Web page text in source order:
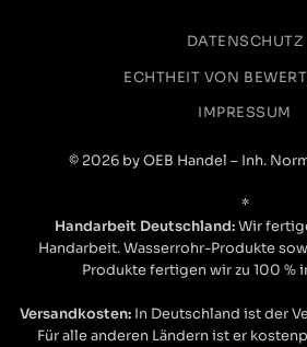
DATENSCHUTZ
ECHTHEIT VON
IMPRESSUM
© 2026 by OEB Handel – Inh.
*
Handarbeit Deutschland:Wir
Handarbeit. Wasserrohr-Produkte
Produkte fertigen wir zu 100 %
Versandkosten:In Deutschland ist der
Für alle anderen Ländern ist er